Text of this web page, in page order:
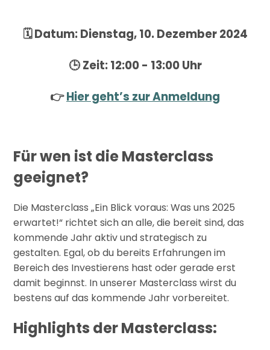
🗓️Datum:Dienstag, 10. Dezember 2024
🕒Zeit:12:00 - 13:00 Uhr
👉Hier geht’s zur Anmeldung
Für wen ist die Masterclass
geeignet?
Die Masterclass „Ein Blick voraus: Was uns 2025
erwartet!“ richtet sich an alle, die bereit sind, das
kommende Jahr aktiv und strategisch zu
gestalten. Egal, ob du bereits Erfahrungen im
Bereich des Investierens hast oder gerade erst
damit beginnst. In unserer Masterclass wirst du
bestens auf das kommende Jahr vorbereitet.
Highlights der Masterclass: